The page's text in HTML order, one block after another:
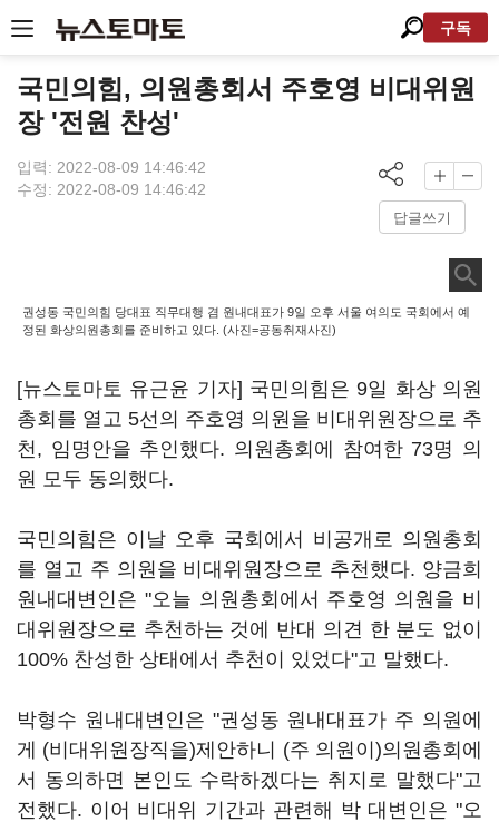
구독
국민의힘, 의원총회서 주호영 비대위원
장 '전원 찬성'
입력: 2022-08-09 14:46:42
수정: 2022-08-09 14:46:42
답글쓰기
권성동 국민의힘 당대표 직무대행 겸 원내대표가 9일 오후 서울 여의도 국회에서 예
정된 화상의원총회를 준비하고 있다. (사진=공동취재사진)
[뉴스토마토 유근윤 기자] 국민의힘은 9일 화상 의원
총회를 열고 5선의 주호영 의원을 비대위원장으로 추
천, 임명안을 추인했다. 의원총회에 참여한 73명 의
원 모두 동의했다.
국민의힘은 이날 오후 국회에서 비공개로 의원총회
를 열고 주 의원을 비대위원장으로 추천했다. 양금희
원내대변인은 "오늘 의원총회에서 주호영 의원을 비
대위원장으로 추천하는 것에 반대 의견 한 분도 없이
100% 찬성한 상태에서 추천이 있었다"고 말했다.
박형수 원내대변인은 "권성동 원내대표가 주 의원에
게 (비대위원장직을)제안하니 (주 의원이)의원총회에
서 동의하면 본인도 수락하겠다는 취지로 말했다"고
전했다. 이어 비대위 기간과 관련해 박 대변인은 "오